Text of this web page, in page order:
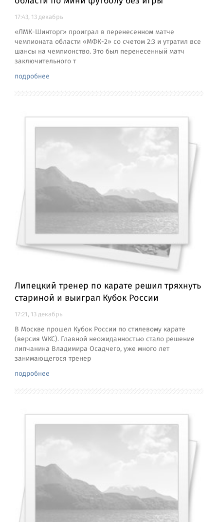
17:43, 13 декабрь
«ЛМК-Шинторг» проиграл в перенесенном матче
чемпионата области «МФК-2» со счетом 2:3 и утратил все
шансы на чемпионство. Это был перенесенный матч
заключительного т
подробнее
Липецкий тренер по карате решил тряхнуть
стариной и выиграл Кубок России
17:21, 13 декабрь
В Москве прошел Кубок России по стилевому карате
(версия WKC). Главной неожиданностью стало решение
липчанина Владимира Осадчего, уже много лет
занимающегося тренер
подробнее